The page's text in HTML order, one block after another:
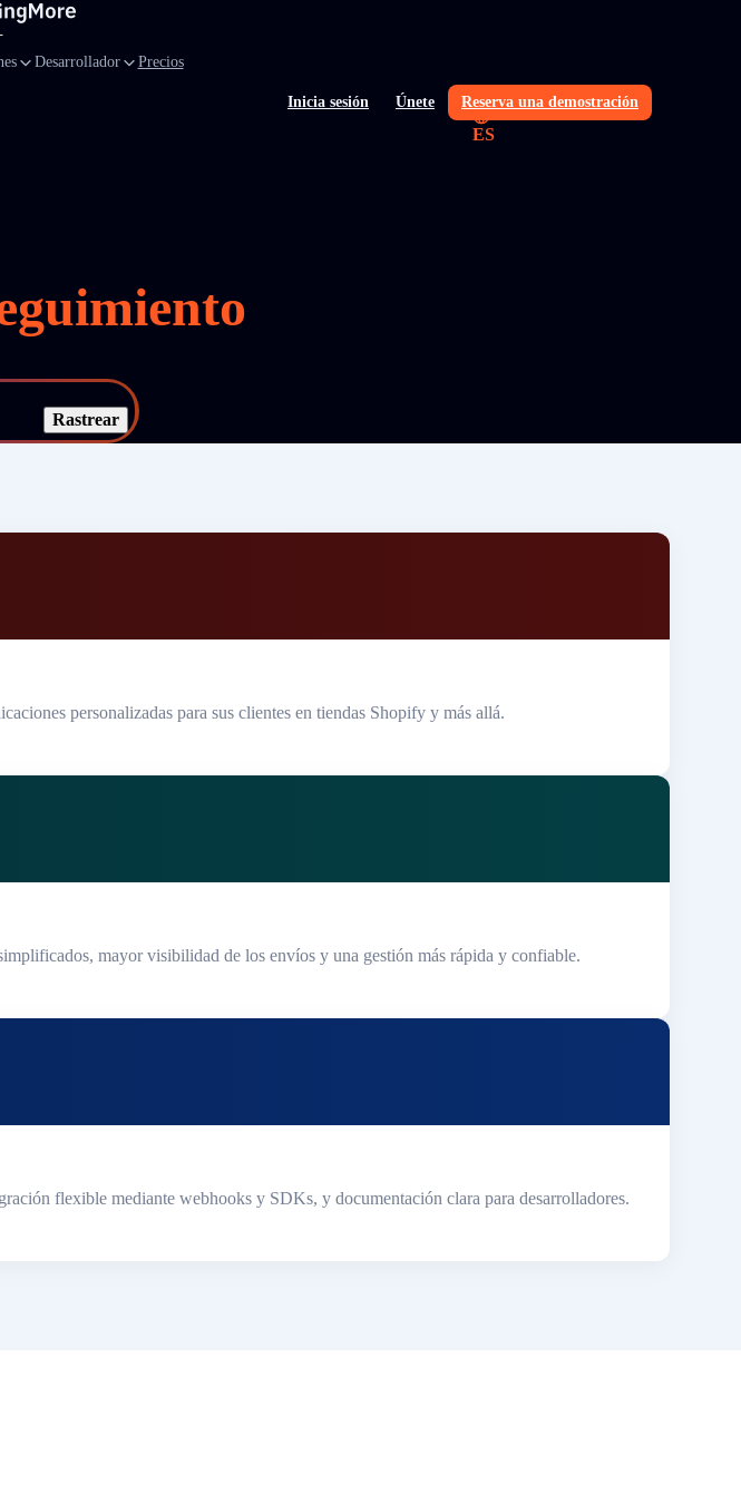
Desarrollador Precios
Inicia sesión Únete Reserva una demostración
ES
Rastrear
personalizadas para sus clientes en tiendas Shopify y más allá.
mayor visibilidad de los envíos y una gestión más rápida y confiable.
flexible mediante webhooks y SDKs, y documentación clara para desarrolladores.